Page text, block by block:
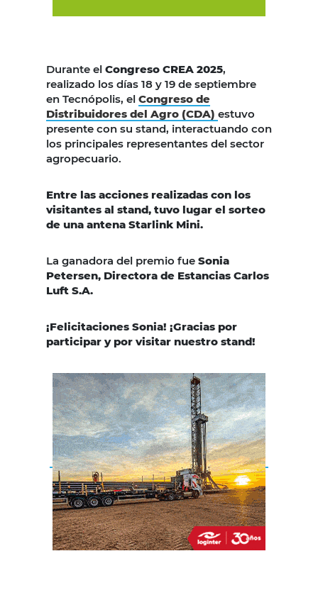
Durante el Congreso CREA 2025,
realizado los días 18 y 19 de septiembre
en Tecnópolis, el Congreso de
Distribuidores del Agro (CDA) estuvo
presente con su stand, interactuando con
los principales representantes del sector
agropecuario.
Entre las acciones realizadas con los
visitantes al stand, tuvo lugar el sorteo
de una antena Starlink Mini.
La ganadora del premio fue Sonia
Petersen, Directora de Estancias Carlos
Luft S.A.
¡Felicitaciones Sonia! ¡Gracias por
participar y por visitar nuestro stand!